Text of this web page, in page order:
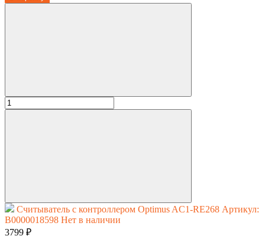
Считыватель с контроллером Optimus AC1-RE268 Артикул:
В0000018598 Нет в наличии
3799 ₽